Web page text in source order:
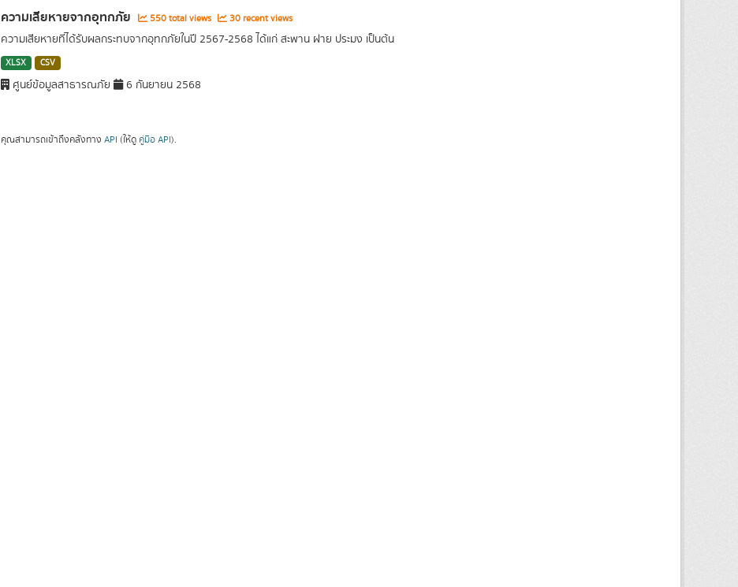
ความเสียหายจากอุทกภัย 550 total views 30 recent views
ความเสียหายที่ได้รับผลกระทบจากอุทกภัยในปี 2567-2568 ได้แก่ สะพาน ฝาย ประมง เป็นต้น
XLSX CSV
ศูนย์ข้อมูลสาธารณภัย 6 กันยายน 2568
คุณสามารถเข้าถึงคลังทาง API (ให้ดู คู่มือ API).